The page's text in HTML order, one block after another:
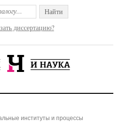
Найти
диссертацию?
институты и процессы